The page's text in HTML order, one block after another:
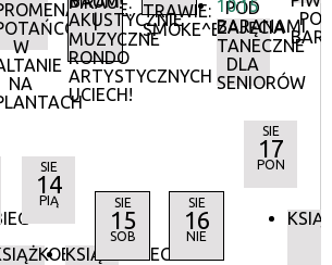
W
NA
AKUSTYCZNIE
|
MUZYCZNE
RONDO
ARTYSTYCZNYCH
UCIECH!
TRAWIE:
SMOKE^BLUES
POD
BARANAMI
10:15
ZAJĘCIA
TANECZNE
DLA
SENIORÓW
SIE
14
PIĄ
KSIĄŻKOBIEG
SIE
15
SOB
SIE
16
NIE
SIE
17
PON